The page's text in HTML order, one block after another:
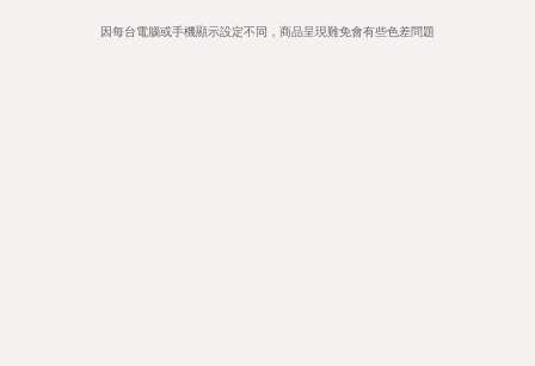
因每台電腦或手機顯示設定不同，商品呈現難免會有些色差問題